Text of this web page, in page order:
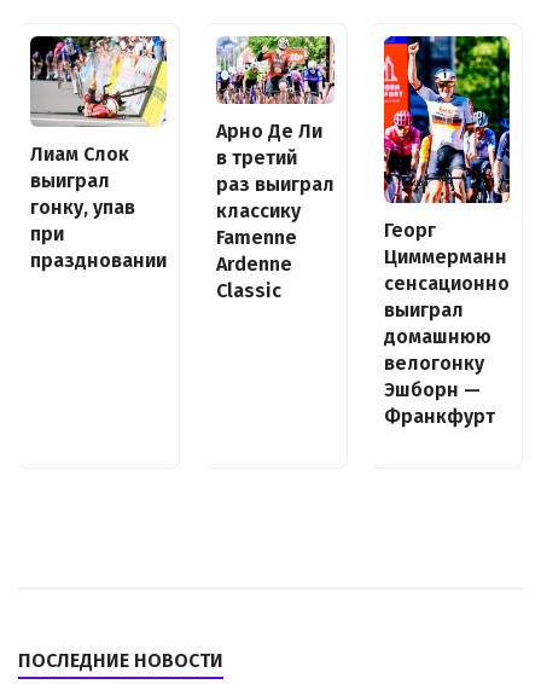
Лиам Слок
выиграл
гонку, упав
при
праздновании
Арно Де Ли
в третий
раз выиграл
классику
Famenne
Ardenne
Classic
Георг
Циммерманн
сенсационно
выиграл
домашнюю
велогонку
Эшборн —
Франкфурт
ПОСЛЕДНИЕ НОВОСТИ